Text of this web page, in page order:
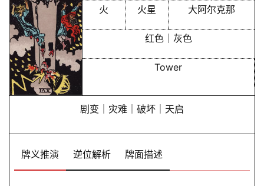
火 火星 大阿尔克那
红色｜灰色
Tower
剧变｜灾难｜破坏｜天启
牌义推演 逆位解析 牌面描述